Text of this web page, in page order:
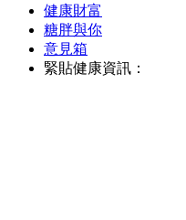
健康財富
糖胖與你
意見箱
緊貼健康資訊：